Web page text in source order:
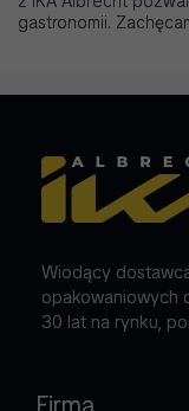
gastronomii.
Wiodący
opakowaniowych
30 lat na rynku,